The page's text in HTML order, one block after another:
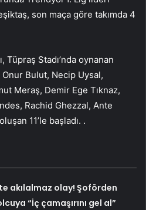
son maça göre takımda 4
Tüpraş Stadı’nda oynanan
Bulut, Necip Uysal,
Meraş, Demir Ege Tıknaz,
Rachid Ghezzal, Ante
11’le başladı. .
akılalmaz olay! Şoförden
“İç çamaşırını gel al”